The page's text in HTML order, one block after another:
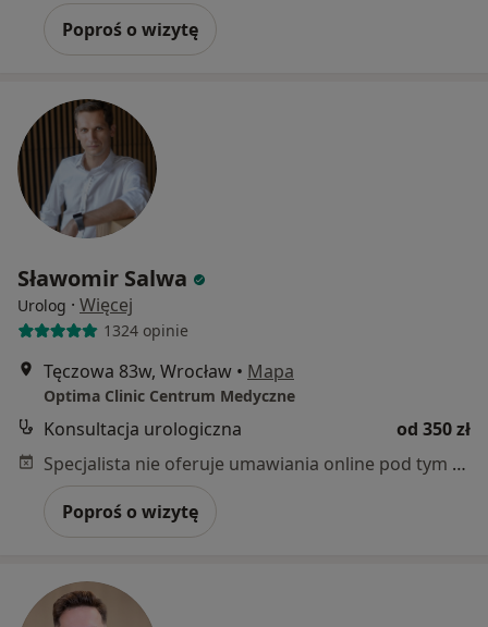
Poproś o wizytę
Sławomir Salwa
Urolog · Więcej
1324 opinie
Tęczowa 83w, Wrocław • Mapa
Optima Clinic Centrum Medyczne
Konsultacja urologiczna
od 350 zł
Specjalista nie oferuje umawiania online pod tym adresem.
Poproś o wizytę